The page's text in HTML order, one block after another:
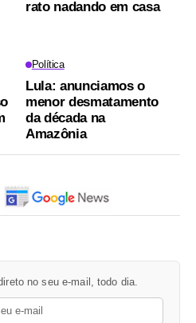
rato nadando em casa
Política
Lula: anunciamos o
menor desmatamento
da década na
Amazônia
no seu e-mail, todo dia.